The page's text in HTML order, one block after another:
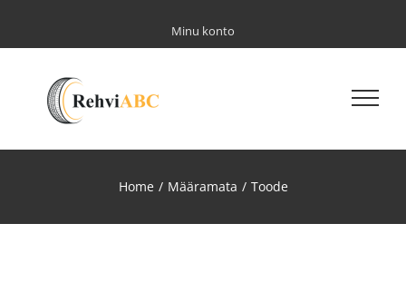
content
Minu konto
Home / Määramata / Toode